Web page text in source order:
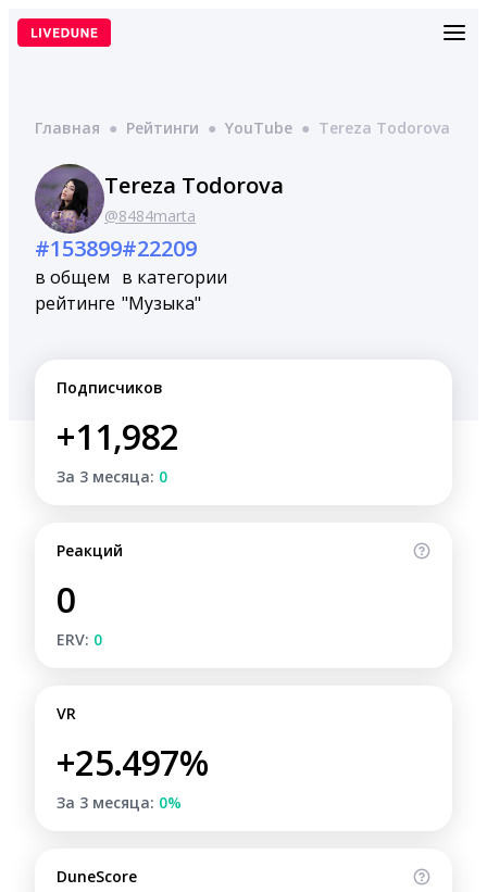
Перейти
Главная ● Рейтинги ● YouTube ● Tereza Todorova
Tereza Todorova
@8484marta
#153899
в общем
рейтинге
#22209
в категории
"Музыка"
Подписчиков
+11,982
За 3 месяца: 0
Реакций
0
ERV: 0
VR
+25.497%
За 3 месяца: 0%
DuneScore